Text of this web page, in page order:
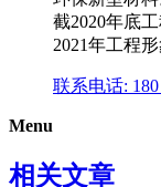
截2020年底
2021年工程
联系电话: 180
Menu
相关文章